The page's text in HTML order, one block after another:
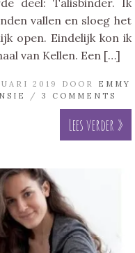
deel: Talisbinder. Ik
vallen en sloeg het
open. Eindelijk kon ik
van Kellen. Een […]
2019 DOOR EMMY
/ 3 COMMENTS
Lees verder »